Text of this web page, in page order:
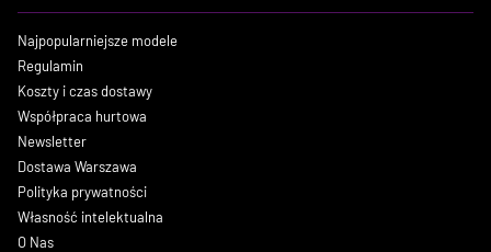
Najpopularniejsze modele
Regulamin
Koszty i czas dostawy
Współpraca hurtowa
Newsletter
Dostawa Warszawa
Polityka prywatności
Własność intelektualna
O Nas